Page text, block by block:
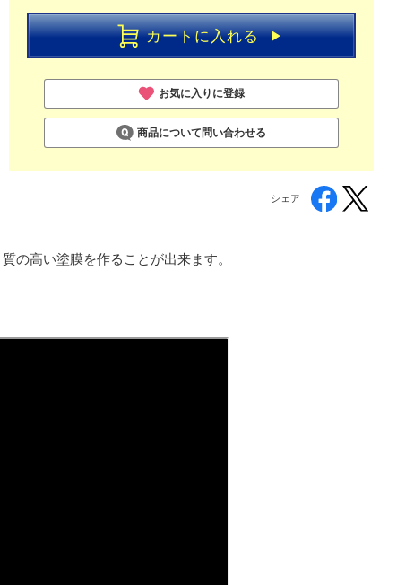
カートに入れる
お気に入りに登録
商品について問い合わせる
シェア
の高い塗膜を作ることが出来ます。